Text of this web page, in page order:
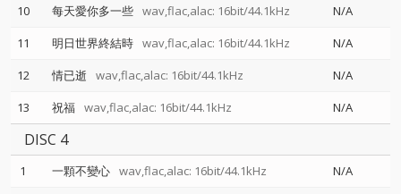
10 每天愛你多一些 wav,flac,alac: 16bit/44.1kHz
N/A
11
明日世界終結時 wav,flac,alac: 16bit/44.1kHz
N/A
12
情已逝 wav,flac,alac: 16bit/44.1kHz
N/A
13
祝福 wav,flac,alac: 16bit/44.1kHz N/A
DISC 4
1 一顆不變心 wav,flac,alac: 16bit/44.1kHz
N/A